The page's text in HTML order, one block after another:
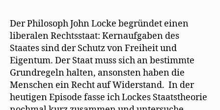
Der Philosoph John Locke begründet einen
liberalen Rechtsstaat: Kernaufgaben des
Staates sind der Schutz von Freiheit und
Eigentum. Der Staat muss sich an bestimmte
Grundregeln halten, ansonsten haben die
Menschen ein Recht auf Widerstand. In der
heutigen Episode fasse ich Lockes Staatstheorie